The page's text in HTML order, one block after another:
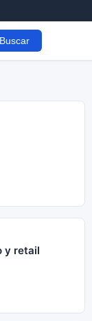
Buscar
y retail